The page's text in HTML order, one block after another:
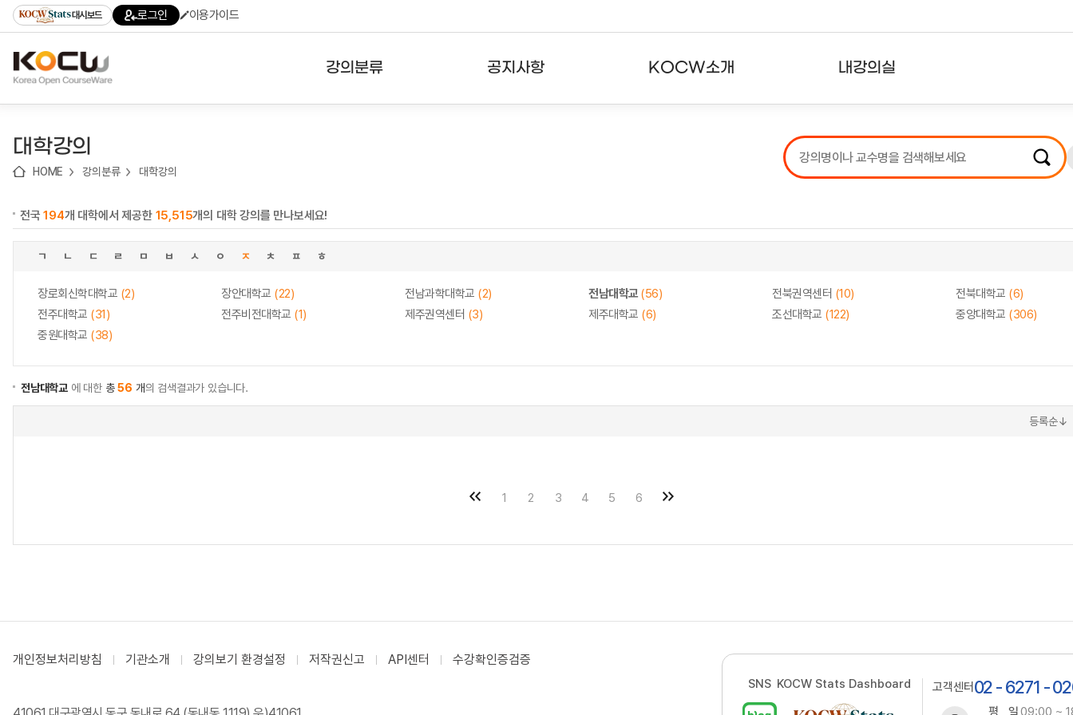
기
기
기
content)
가
대시보드 로그인 이용가이드
강의분류 공지사항 KOCW소개 내강의실
강의리스트
수강확인증강의
대학강의
HOME 강의분류 대학강의
전국194개 대학에서 제공한 15,515개의 대학 강의를 만나보세요!
ㄱ ㄴ ㄷ ㄹ ㅁ ㅂ ㅅ ㅇ ㅈ ㅊ ㅍ ㅎ
장로회신학대학교 (2) 장안대학교 (22) 전남과학대학교 (2) 전남대학교(56) 전북권역센터 (10) 전북대학교 (6)
전주대학교 (31) 전주비전대학교 (1) 제주권역센터 (3) 제주대학교 (6) 조선대학교 (122) 중앙대학교 (306)
중원대학교 (38)
전남대학교 에 대한 총56 개의 검색결과가 있습니다.
등록순↓
1 2 3 4 5 6
개인정보처리방침 기관소개 강의보기 환경설정 저작권신고 API센터 수강확인증검증
SNS KOCW Stats Dashboard 고객센터 02 - 6271 -
평 일09:00 ~